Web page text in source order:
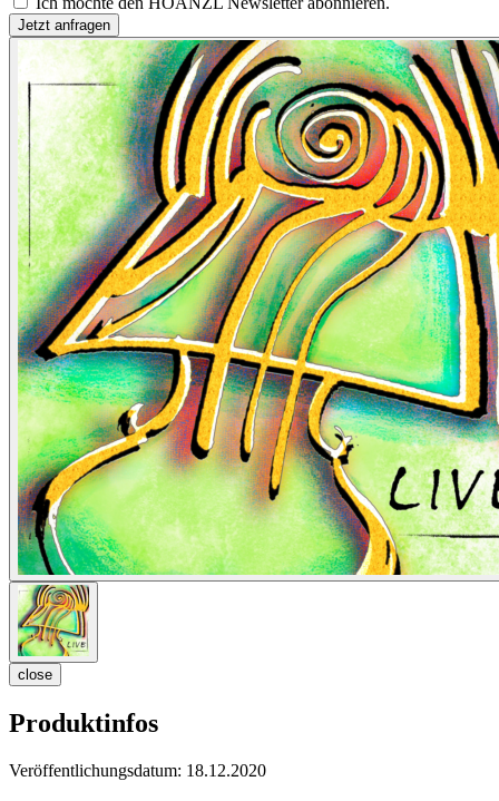
close
Produktinfos
Veröffentlichungsdatum: 18.12.2020